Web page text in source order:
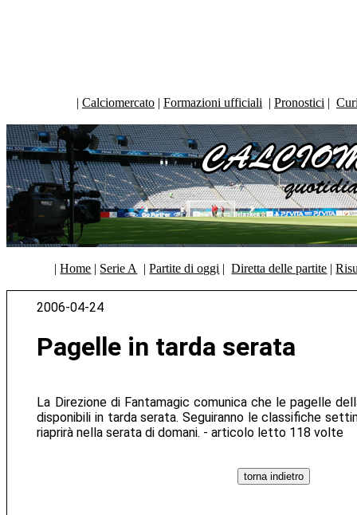
| Calciomercato | Formazioni ufficiali | Pronostici |
|Home | Serie A |Partite di oggi |Diretta delle partite |
2006-04-24
Pagelle in tarda serata
La Direzione di Fantamagic comunica che le pagelle
disponibili in tarda serata. Seguiranno le classifiche
riaprirà nella serata di domani. - articolo letto 118 volte